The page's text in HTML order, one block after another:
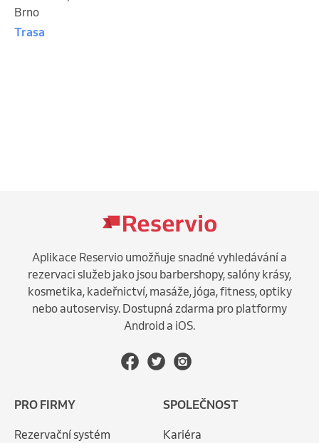
Brno
Trasa
Aplikace Reservio umožňuje snadné vyhledávání a
rezervaci služeb jako jsou barbershopy, salóny krásy,
kosmetika, kadeřnictví, masáže, jóga, fitness, optiky
nebo autoservisy. Dostupná zdarma pro platformy
Android a iOS.
PRO FIRMY
Rezervační systém
SPOLEČNOST
Kariéra